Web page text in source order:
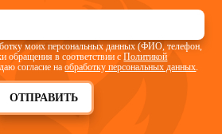
ОТПРАВИТЬ
моих персональных данных (ФИО, телефон,
обращения в соответствии сПолитикой
согласие наобработку персональных данных